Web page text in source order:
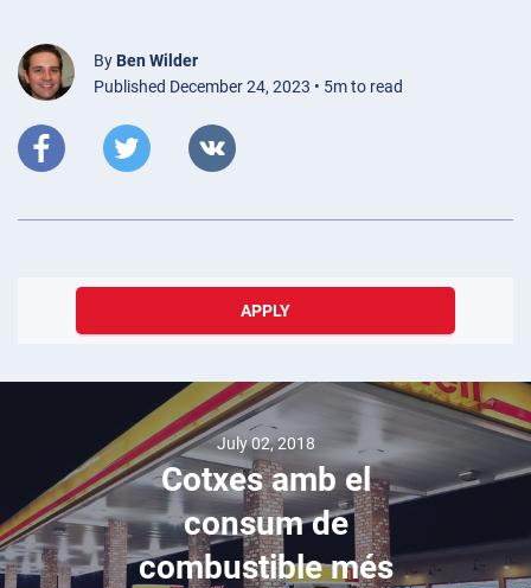
By Ben Wilder
Published December 24, 2023 • 5m to read
APPLY
July 02, 2018
Cotxes amb el
consum de
combustible més